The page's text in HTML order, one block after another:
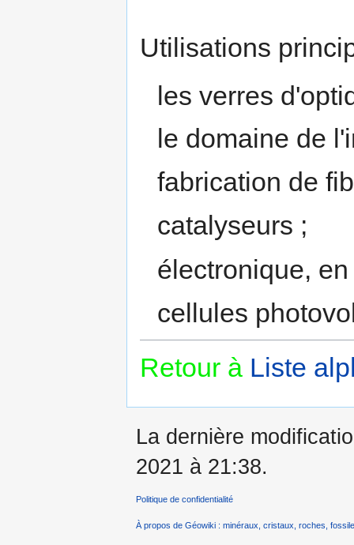
Utilisations
les verres
le domaine de
fabrication de
catalyseurs ;
électronique,
cellules
Retour à Liste
La dernière
2021 à 21:38.
Politique de confidentialité
À propos de Géowiki : minéraux, cristaux, roches,